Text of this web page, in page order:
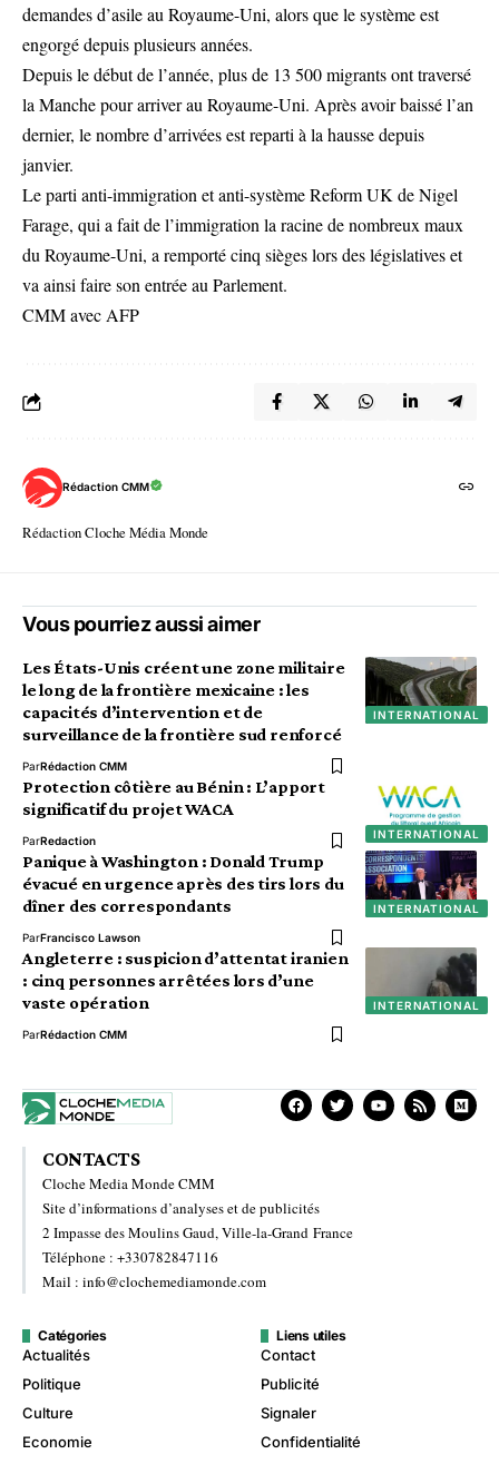
demandes d’asile au Royaume-Uni, alors que le système est
engorgé depuis plusieurs années.
Depuis le début de l’année, plus de 13 500 migrants ont traversé
la Manche pour arriver au Royaume-Uni. Après avoir baissé l’an
dernier, le nombre d’arrivées est reparti à la hausse depuis
janvier.
Le parti anti-immigration et anti-système Reform UK de Nigel
Farage, qui a fait de l’immigration la racine de nombreux maux
du Royaume-Uni, a remporté cinq sièges lors des législatives et
va ainsi faire son entrée au Parlement.
CMM avec AFP
Rédaction CMM
Rédaction Cloche Média Monde
Vous pourriez aussi aimer
INTERNATIONAL
Les États-Unis créent une zone militaire
le long de la frontière mexicaine : les
capacités d’intervention et de
surveillance de la frontière sud renforcé
ParRédaction CMM
INTERNATIONAL
Protection côtière au Bénin : L’apport
significatif du projet WACA
ParRedaction
INTERNATIONAL
Panique à Washington : Donald Trump
évacué en urgence après des tirs lors du
dîner des correspondants
ParFrancisco Lawson
INTERNATIONAL
Angleterre : suspicion d’attentat iranien
: cinq personnes arrêtées lors d’une
vaste opération
ParRédaction CMM
CONTACTS
Cloche Media Monde CMM
Site d’informations d’analyses et de publicités
2 Impasse des Moulins Gaud, Ville-la-Grand France
Téléphone : +330782847116
Mail : info@clochemediamonde.com
Catégories
Actualités
Politique
Culture
Economie
Liens utiles
Contact
Publicité
Signaler
Confidentialité